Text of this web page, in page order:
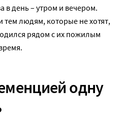
в день – утром и вечером.
тем людям, которые не хотят,
рядом с их пожилым
одну